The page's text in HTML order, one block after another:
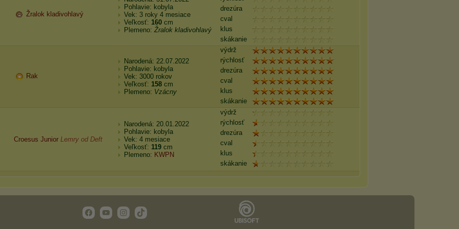
Žralok kladivohlavý
Pohlavie: kobyla
Vek: 3 roky 4 mesiace
Veľkosť: 160 cm
Plemeno: Žralok kladivohlavý
drezúra
cval
klus
skákanie
Rak
Narodená: 22.07.2022
Pohlavie: kobyla
Vek: 3000 rokov
Veľkosť: 158 cm
Plemeno: Vzácny
výdrž
rýchlosť
drezúra
cval
klus
skákanie
Croesus Junior Lemry od Deft
Narodená: 20.01.2022
Pohlavie: kobyla
Vek: 4 mesiace
Veľkosť: 119 cm
Plemeno: KWPN
výdrž
rýchlosť
drezúra
cval
klus
skákanie